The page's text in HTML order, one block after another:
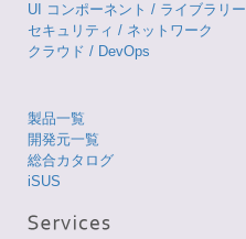
UI コンポーネント / ライブラリー
セキュリティ / ネットワーク
クラウド / DevOps
製品一覧
開発元一覧
総合カタログ
iSUS